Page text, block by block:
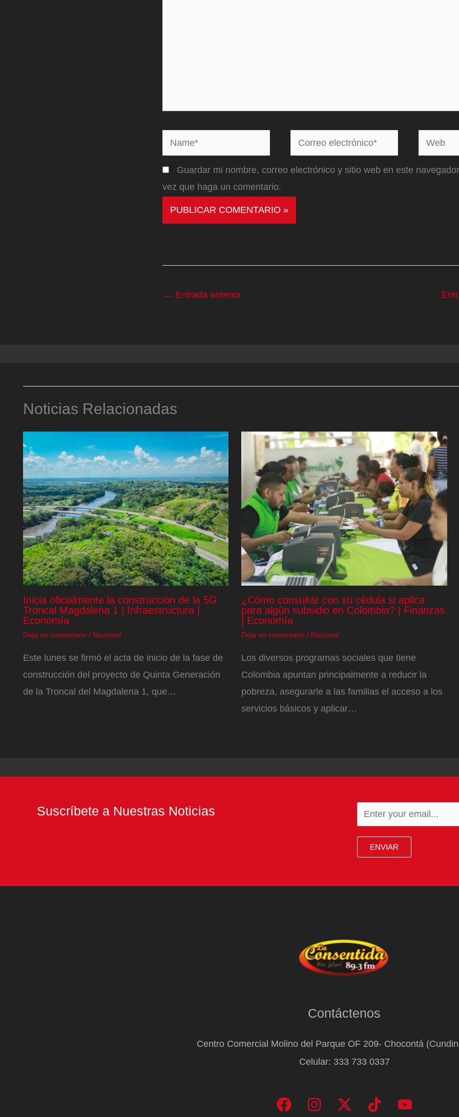
Name*
Correo
electrónico*
Web
Guardar mi nombre, correo electrónico y sitio web en este
vez que haga un comentario.
← Entrada anterior
Noticias Relacionadas
Inicia oficialmente la construcción de la 5G
Troncal Magdalena 1 | Infraestructura |
Economía
Deja un comentario / Nacional
Este lunes se firmó el acta de inicio de la fase de
construcción del proyecto de Quinta Generación
de la Troncal del Magdalena 1, que…
¿Cómo consultar con su cédula si aplica
para algún subsidio en Colombia? | Finanzas
| Economía
Deja un comentario / Nacional
Los diversos programas sociales que tiene
Colombia apuntan principalmente a reducir la
pobreza, asegurarle a las familias el acceso a los
servicios básicos y aplicar…
Suscríbete a Nuestras Noticias
ENVIAR
Contáctenos
Centro Comercial Molino del Parque OF 209- Chocontá
Celular: 333 733 0337